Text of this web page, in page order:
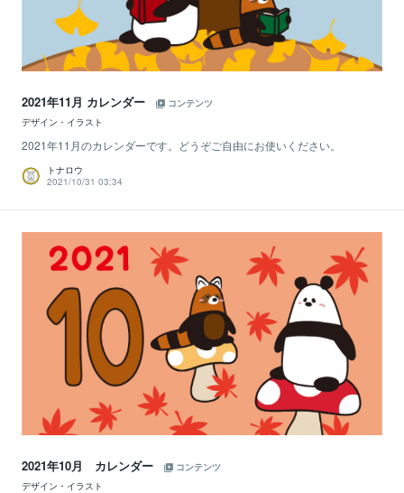
2021年11月 カレンダー
コンテンツ
デザイン・イラスト
2021年11月のカレンダーです。どうぞご自由にお使いください。
トナロウ
2021/10/31 03:34
2021年10月 カレンダー
コンテンツ
デザイン・イラスト